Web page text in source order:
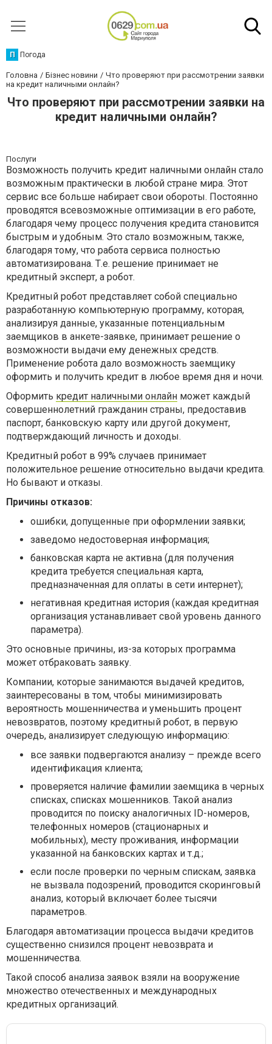
П Погода
Головна Бізнес новини
Что проверяют при рассмотрении заявки
на кредит наличными онлайн?
Что проверяют при рассмотрении заявки на
кредит наличными онлайн?
Послуги
Возможность получить кредит наличными онлайн стало
возможным практически в любой стране мира. Этот
сервис все больше набирает свои обороты. Постоянно
проводятся всевозможные оптимизации в его работе,
благодаря чему процесс получения кредита становится
быстрым и удобным. Это стало возможным, также,
благодаря тому, что работа сервиса полностью
автоматизирована. Т.е. решение принимает не
кредитный эксперт, а робот.
Кредитный робот представляет собой специально
разработанную компьютерную программу, которая,
анализируя данные, указанные потенциальным
заемщиков в анкете-заявке, принимает решение о
возможности выдачи ему денежных средств.
Применение робота дало возможность заемщику
оформить и получить кредит в любое время дня и ночи.
Оформить кредит наличными онлайн может каждый
совершеннолетний гражданин страны, предоставив
паспорт, банковскую карту или другой документ,
подтверждающий личность и доходы.
Кредитный робот в 99% случаев принимает
положительное решение относительно выдачи кредита.
Но бывают и отказы.
Причины отказов:
ошибки, допущенные при оформлении заявки;
заведомо недостоверная информация;
банковская карта не активна (для получения
кредита требуется специальная карта,
предназначенная для оплаты в сети интернет);
негативная кредитная история (каждая кредитная
организация устанавливает свой уровень данного
параметра).
Это основные причины, из-за которых программа
может отбраковать заявку.
Компании, которые занимаются выдачей кредитов,
заинтересованы в том, чтобы минимизировать
вероятность мошенничества и уменьшить процент
невозвратов, поэтому кредитный робот, в первую
очередь, анализирует следующую информацию:
все заявки подвергаются анализу – прежде всего
идентификация клиента;
проверяется наличие фамилии заемщика в черных
списках, списках мошенников. Такой анализ
проводится по поиску аналогичных ID-номеров,
телефонных номеров (стационарных и
мобильных), месту проживания, информации
указанной на банковских картах и т.д.;
если после проверки по черным спискам, заявка
не вызвала подозрений, проводится скоринговый
анализ, который включает более тысячи
параметров.
Благодаря автоматизации процесса выдачи кредитов
существенно снизился процент невозврата и
мошенничества.
Такой способ анализа заявок взяли на вооружение
множество отечественных и международных
кредитных организаций.